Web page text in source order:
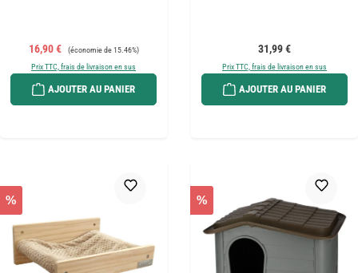
Prix de vente :
16,90 € Prix régulier :
(économie de 15.46%)
Prix TTC, frais de livraison en sus
AJOUTER AU PANIER
Prix régulier :
31,99 €
Prix TTC, frais de livraison en sus
AJOUTER AU PANIER
% %